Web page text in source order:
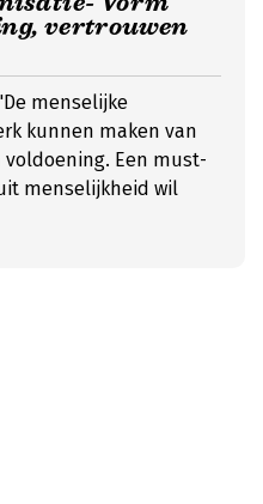
vertrouwen
menselijke
kunnen maken van
Een must-
menselijkheid wil